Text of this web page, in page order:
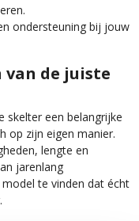
ondersteuning bij jouw
de juiste
skelter een belangrijke
op zijn eigen manier.
lengte en
jarenlang
te vinden dat écht